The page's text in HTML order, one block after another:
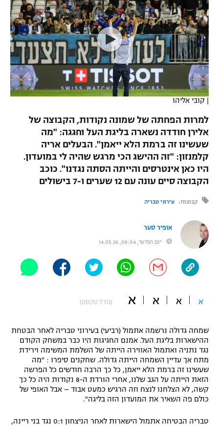
VOD
רץ ברשת
תוצאות
לוח שידורים
ברחבה
"מעל הליגה" – פודקאסט
"מחצית בשכונה" – פודקאסט
משתתפים וזוכים בפרסים
תקנון משתתפים וזוכים בפרסים
תקנון עבור פעילות ספורט 1 – "מרלן"
טניס
גיימינג E-Sports
תנאי שימוש
מדיניות פרטיות
נבחרת ישראל
מכבי חיפה
בית"ר ירושלים
מכבי תל אביב
הפועל תל אביב
הפועל חיפה
הפועל באר שבע
מכבי נתניה
בני יהודה
ליגה ספרדית
ליגה איטלקית
ליגה צרפתית
ליגה הולנדית
ליגה טורקית
ליגה ברזילאית
ליגות נוספות
כדורסל נשים
מכבי תל אביב
הפועל חולון
הפועל ירושלים
דני אבדיה
יורוליג
יורוקאפ
טניס
כדוריד
כדורעף
שחייה
ג'ודו
אגרוף
ספורט אולימפי
אופניים
ספורט מוטורי
בייסבול MLB
ספורט אתגרי ואקסטרים
אומנויות לחימה
גיימינג E-Sports
| קובי אליהו
למרות הפחתה של שמונה נקודות, הקבוצה של
אלירן חודדה נשארה בליגת העל וחגגה: "מה
שעשינו זה ברמת הלא ייאמן". הבעלים אריה
קלמנזון: "זה ההישג הכי מרגש שהיה לי במועדון.
היו כאן אינטרסים והייתה הסתה נגדנו". כוכב
הקבוצה סיים עונה עם 12 שערים ו-7 בישולים
קבוצות: עירוני טבריה
אופיר סער
יום חמישי, 08:04, 14.05.26
א א א א (גודל טקסט)
שמחה גדולה נרשמה אתמול (רביעי) בעירוני טבריה לאחר הבטחת
ההישארות בליגת העל. אמנם החגיגות היו כבר במשחק הקודם
נגד נתניה ואתמול האווירה הייתה של השלמת המשימה וירידת
מתח אך עדיין השמחה הייתה גדולה. שחקנים סיפרו : "מה
שעשינו זה ברמת הלא ייאמן, כל כך הרבה חודשים כל הפרשה
הזאת הייתה על הגב שלנו, אחרי הורדת ה-8 נקודות היה כל כך
קשה, לא הצלחנו לנצח וזה הרגיש כמעט אבוד – אבל האופי של
כולם פה השאיר את המועדון הזה בליגה".
טבריה הבטיחה אתמול הישארות לאחר הניצחון 0:1 נגד בני ריינה,